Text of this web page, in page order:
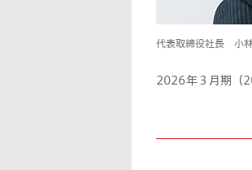
代表取締役社長 小
2026年３月期（